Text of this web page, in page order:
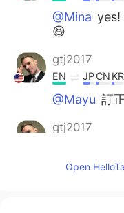
@Mina yes!
😆
gtj2017
EN JPCN KR
@Mayu 訂
gtj2017
@megumi
Open